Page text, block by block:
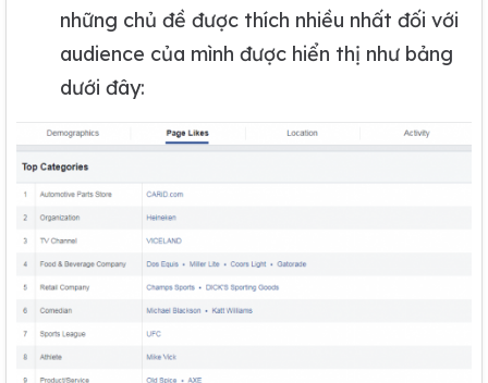
những chủ đề được thích nhiều nhất đối với
audience của mình được hiển thị như bảng
dưới đây: